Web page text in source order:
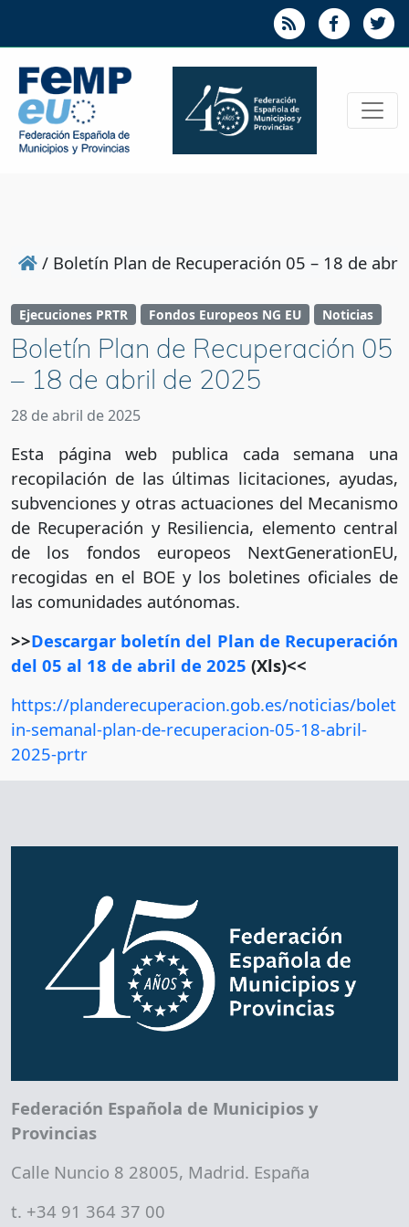
/ Boletín Plan de Recuperación 05 – 18 de
Ejecuciones PRTR Fondos Europeos NG EU Noticias
Boletín Plan de Recuperación 05
– 18 de abril de 2025
28 de abril de 2025
Esta página web publica cada semana una
recopilación de las últimas licitaciones, ayudas,
subvenciones y otras actuaciones del Mecanismo
de Recuperación y Resiliencia, elemento central
de los fondos europeos NextGenerationEU,
recogidas en el BOE y los boletines oficiales de
las comunidades autónomas.
>>Descargar boletín del Plan de Recuperación
del 05 al 18 de abril de 2025 (Xls)<<
https://planderecuperacion.gob.es/noticias/bolet
in-semanal-plan-de-recuperacion-05-18-abril-
2025-prtr
Federación Española de Municipios y
Provincias
Calle Nuncio 8 28005, Madrid. España
t. +34 91 364 37 00